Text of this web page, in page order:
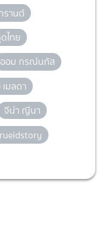
รานต์
ไทย
ออม กรณ์นภัส
เมลดา
จีน่า ญีนา